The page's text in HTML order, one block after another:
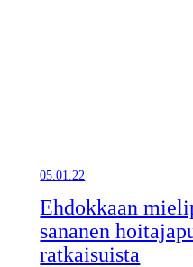
05.01.22
Ehdokkaan
sananen
ratkaisuista